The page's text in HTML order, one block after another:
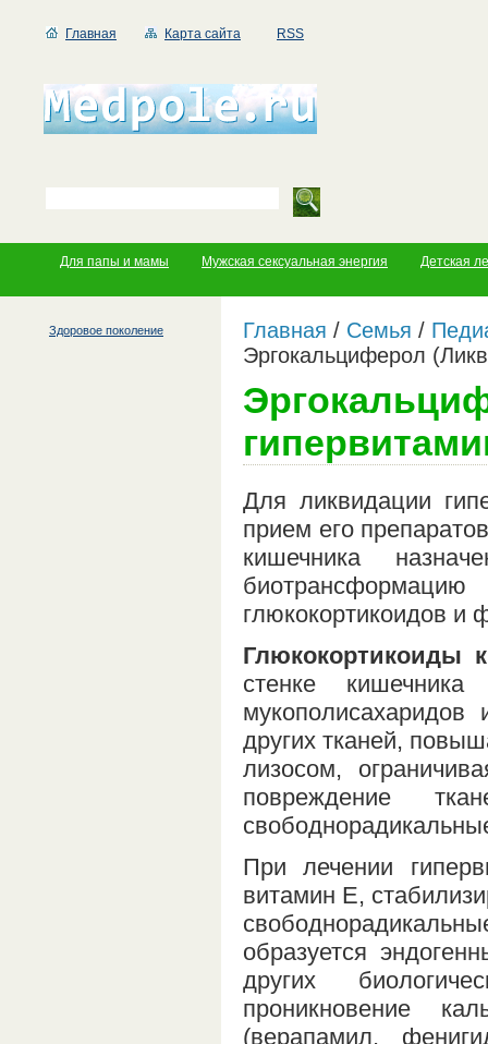
Главная Карта сайта RSS
Для папы и мамы Мужская сексуальная энергия Детская
Здоровое поколение Главная / Семья /
Эргокальциферол
Для ликвидации
прием его
кишечника
глюкокортикоидов и
Глюкокортикоиды
стенке
других тканей,
лизосом,
повреждение
При лечении
витамин Е,
образуется
других
проникновение
(верапамил,